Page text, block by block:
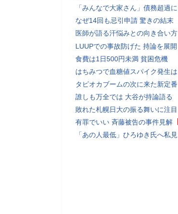
「みんなで大家さん」債務超過に
なぜ14回も忌引申請 驚きの結末
医師が語る汗悩みとの向き合い方
LUUPでの事故防げた 持論を展開
食費は1日500円未満 貧困危機
はちみつで血糖値スパイク発生は
タピオカブームの次に来た新定番
誰しも万全では 大谷が持論語る
敗れた札幌日大の振る舞いに注目
有罪でいい 斉藤被告の事件見解
「あの人最低」ひろゆき氏へ私見